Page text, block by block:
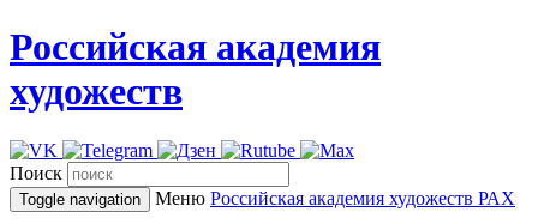
Российская академия
художеств
Поиск
Toggle navigation Меню Российская академия художеств РАХ